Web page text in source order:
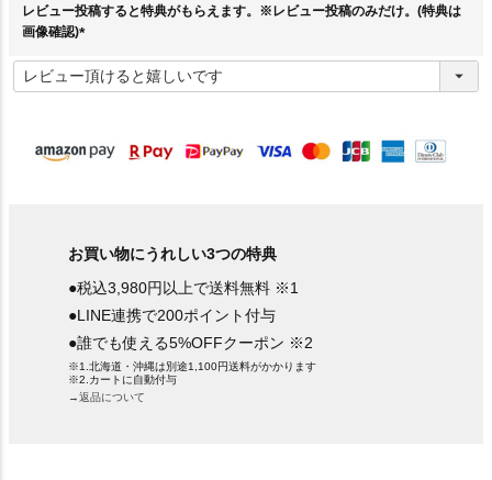
レビュー投稿すると特典がもらえます。※レビュー投稿のみだけ。(特典は
画像確認)
必
須
お買い物にうれしい3つの特典
●税込3,980円以上で送料無料 ※1
●LINE連携で200ポイント付与
●誰でも使える5%OFFクーポン ※2
※1.北海道・沖縄は別途1,100円送料がかかります
※2.カートに自動付与
→返品について